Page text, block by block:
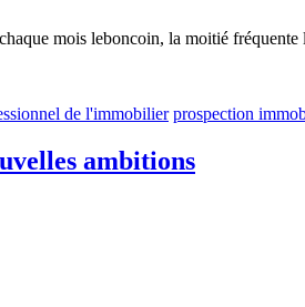
mois leboncoin, la moitié
de l'immobilier prospection
ambitions